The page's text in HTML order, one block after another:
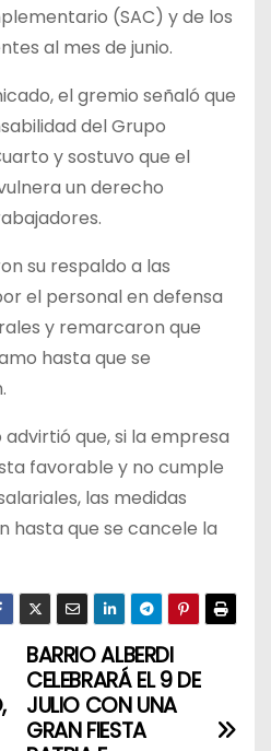
(SAC) y de los
al mes de junio.
el gremio señaló que
del Grupo
y sostuvo que el
un derecho
su respaldo a las
el personal en defensa
y remarcaron que
hasta que se
que, si la empresa
favorable y no cumple
las medidas
hasta que se cancele la
BARRIO ALBERDI
CELEBRARÁ EL 9 DE
JULIO CON UNA
GRAN FIESTA